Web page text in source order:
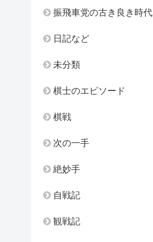
振飛車党の古き良き時代
日記など
未分類
棋士のエピソード
棋戦
次の一手
絶妙手
自戦記
観戦記